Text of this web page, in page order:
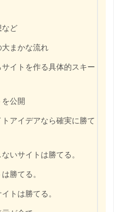
など
まかな流れ
サイトを作る具体的スキー
公開
アイデアなら確実に勝て
いサイトは勝てる。
勝てる。
トは勝てる。